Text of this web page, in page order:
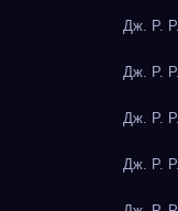
Дж. Р.
Дж. Р.
Дж. Р.
Дж. Р.